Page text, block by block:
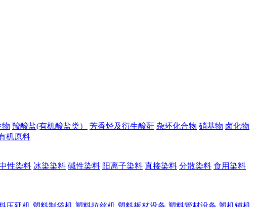
物 羧酸盐(有机酸盐类） 芳香烃及衍生酸酐 杂环化合物 硝基物 卤化物
机原料
性染料 冰染染料 碱性染料 阳离子染料 直接染料 分散染料 食用染料